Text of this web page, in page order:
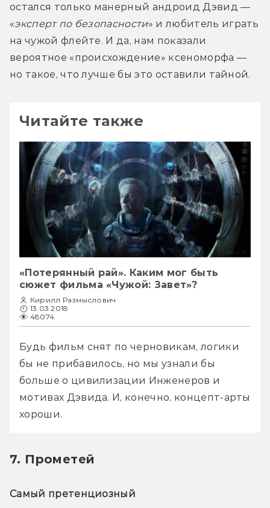
остался только манерный андроид Дэвид —
«эксперт по безопасности» и любитель играть
на чужой флейте. И да, нам показали
вероятное «происхождение» ксеноморфа —
но такое, что лучше бы это оставили тайной.
Читайте также
«Потерянный рай». Каким мог быть
сюжет фильма «Чужой: Завет»?
Кирилл Размыслович
13.03.2018
48074
Будь фильм снят по черновикам, логики
бы не прибавилось, но мы узнали бы
больше о цивилизации Инженеров и
мотивах Дэвида. И, конечно, концепт-арты
хороши.
7. Прометей
Самый претенциозный